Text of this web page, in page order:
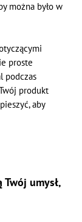
można było w
proste
podczas
produkt
aby
umysł,